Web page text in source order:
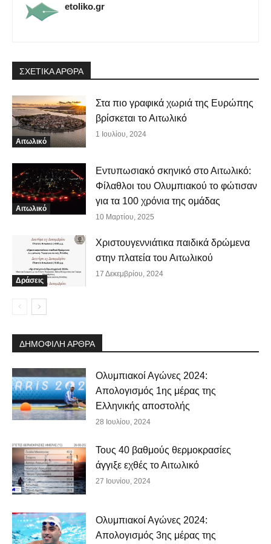
etoliko.gr
ΣΧΕΤΙΚΑ ΑΡΘΡΑ
Αιτωλικό
Στα πιο γραφικά χωριά της Ευρώπης
βρίσκεται το Αιτωλικό
1 Ιουλίου, 2024
Αιτωλικό
Εντυπωσιακό σκηνικό στο Αιτωλικό:
Φίλαθλοι του Ολυμπιακού το φώτισαν
για τα 100 χρόνια της ομάδας
10 Μαρτίου, 2025
Δράσεις
Χριστουγεννιάτικα παιδικά δρώμενα
στην πλατεία του Αιτωλικού
17 Δεκεμβρίου, 2024
ΔΗΜΟΦΙΛΗ ΑΡΘΡΑ
Ολυμπιακοί Αγώνες 2024:
Απολογισμός 1ης μέρας της
Ελληνικής αποστολής
28 Ιουλίου, 2024
Τους 40 βαθμούς θερμοκρασίες
άγγιξε εχθές το Αιτωλικό
27 Ιουνίου, 2024
Ολυμπιακοί Αγώνες 2024:
Απολογισμός 3ης μέρας της